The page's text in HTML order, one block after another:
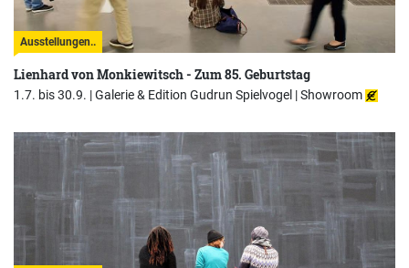
Ausstellungen..
Lienhard von Monkiewitsch - Zum 85. Geburtstag
1.7. bis 30.9. |Galerie & Edition Gudrun Spielvogel | Showroom